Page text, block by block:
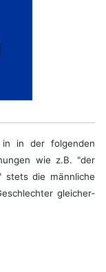
in in der fol­genden
wie z.B. "der
stets die männ­liche
glei­cher­